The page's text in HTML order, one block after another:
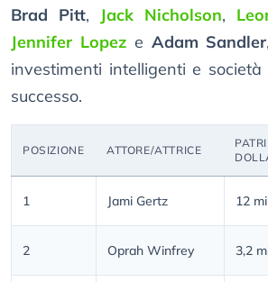
Brad Pitt, Jack Nicholson,
Jennifer Lopeze Adam Sandler
investimenti intelligenti e
successo.
POSIZIONE ATTORE/ATTRICE
1 Jami Gertz 12
2 Oprah Winfrey 3,2